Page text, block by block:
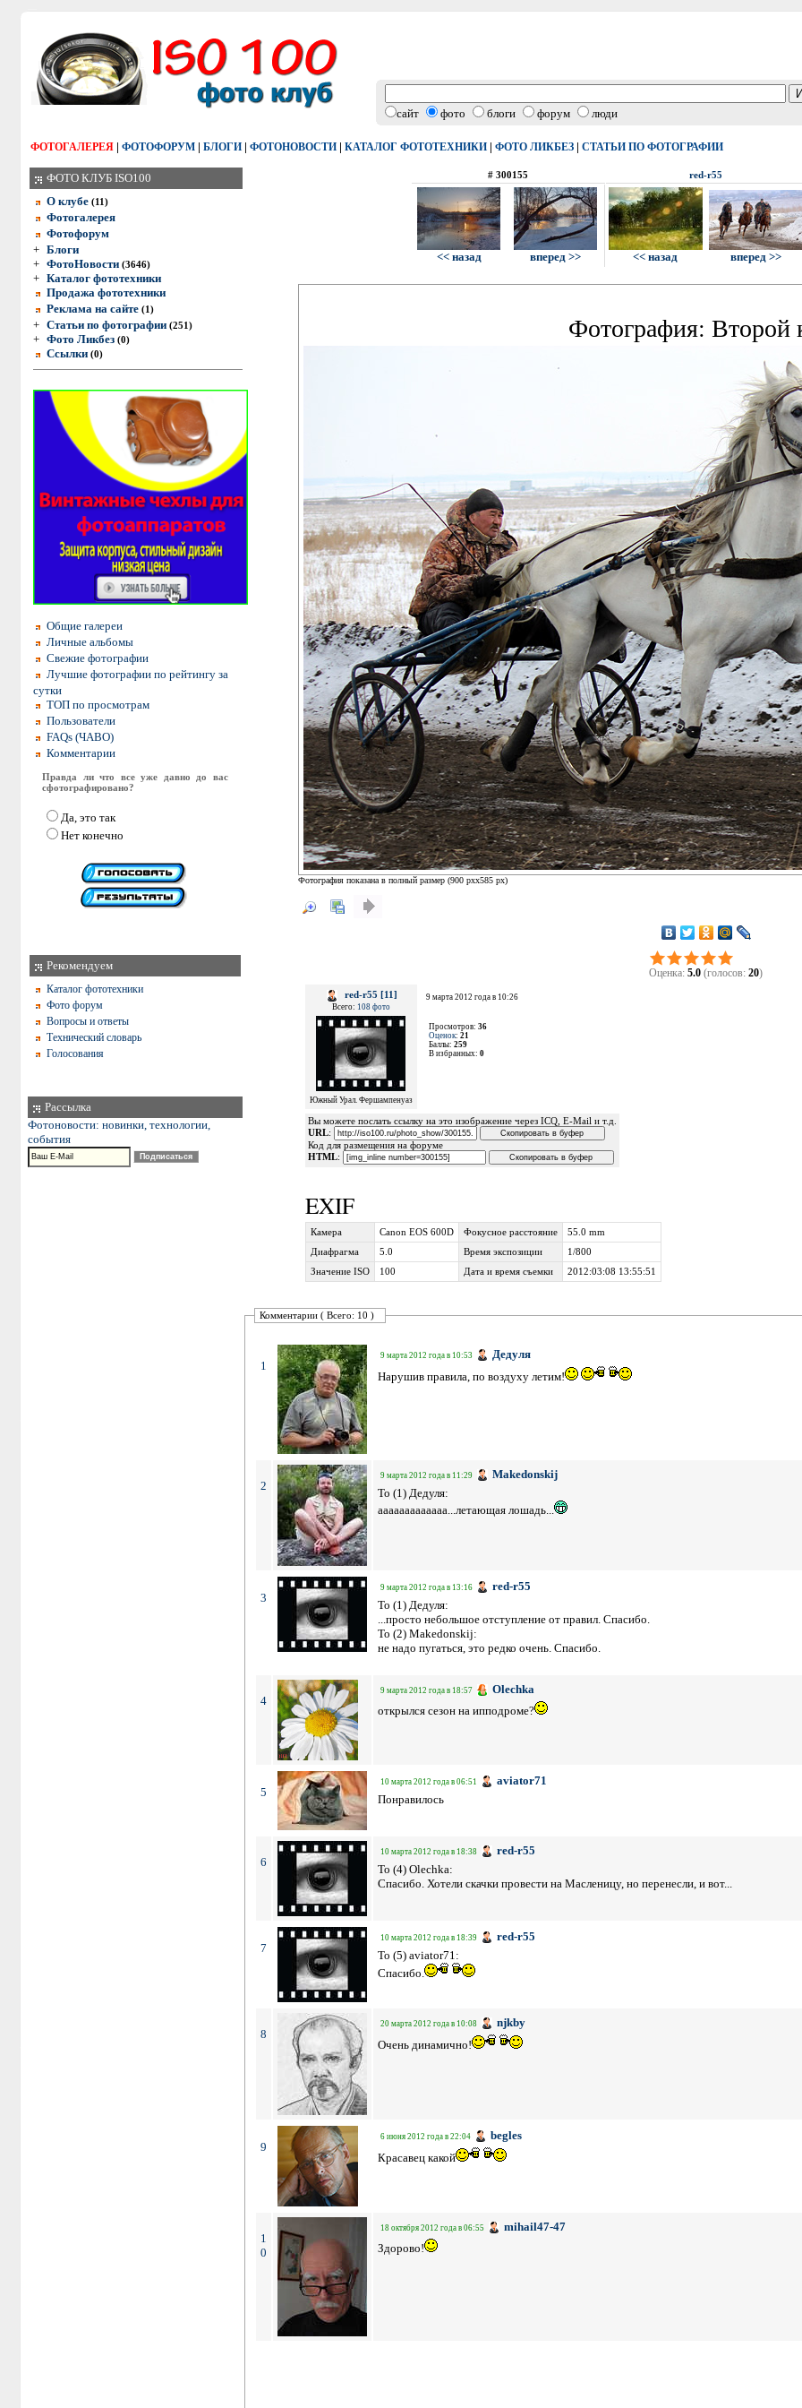
сайт фото блоги форум люди
ФОТОГАЛЕРЕЯ | ФОТОФОРУМ | БЛОГИ | ФОТОНОВОСТИ | КАТАЛОГ ФОТОТЕХНИКИ | ФОТО ЛИКБЕЗ | СТАТЬИ ПО ФОТОГРАФИИ
ФОТО КЛУБ ISO100
О клубе (11)
Фотогалерея
Фотофорум
+ Блоги
+ ФотоНовости (3646)
+ Каталог фототехники
Продажа фототехники
Реклама на сайте (1)
+ Статьи по фотографии (251)
+ Фото Ликбез (0)
Ссылки (0)
Общие галереи
Личные альбомы
Свежие фотографии
Лучшие фотографии по рейтингу за
сутки
ТОП по просмотрам
Пользователи
FAQs (ЧАВО)
Комментарии
Правда ли что все уже давно до вас
сфотографировано?
Да, это так
Нет конечно
Рекомендуем
Каталог фототехники
Фото форум
Вопросы и ответы
Технический словарь
Голосования
Рассылка
Фотоновости: новинки, технологии,
события
# 300155 red-r55
<< назад вперед >> << назад вперед >>
Фотография: Второй
Фотография показана в полный размер (900 pxx585 px)
Оценка: 5.0 (голосов: 20)
red-r55 [11]
Всего: 108 фото
Южный Урал. Фершампенуаз
9 марта 2012 года в 10:26
Просмотров: 36
Оценок: 21
Баллы: 259
В избранных: 0
Вы можете послать ссылку на это изображение через ICQ, E-Mail и т.д.
URL:
Код для размещения на форуме
HTML:
EXIF
Камера Canon EOS 600D Фокусное расстояние
55.0 mm
Диафрагма
5.0 Время экспозиции
1/800
Значение ISO
100 Дата и время съемки 2012:03:08 13:55:51
Комментарии ( Всего: 10 )
1
9 марта 2012 года в 10:53 Дедуля
Нарушив правила, по воздуху летим!
2
9 марта 2012 года в 11:29 Makedonskij
To (1) Дедуля:
ааааааааааааа...летающая лошадь...
3
9 марта 2012 года в 13:16 red-r55
To (1) Дедуля:
...просто небольшое отступление от правил. Спасибо.
To (2) Makedonskij:
не надо пугаться, это редко очень. Спасибо.
4
9 марта 2012 года в 18:57 Olechka
открылся сезон на ипподроме?
5
10 марта 2012 года в 06:51 aviator71
Понравилось
6
10 марта 2012 года в 18:38 red-r55
To (4) Olechka:
Спасибо. Хотели скачки провести на Масленицу, но перенесли, и вот...
7
10 марта 2012 года в 18:39 red-r55
To (5) aviator71:
Спасибо.
8
20 марта 2012 года в 10:08 njkby
Очень динамично!
9
6 июня 2012 года в 22:04 begles
Красавец какой
1
0
18 октября 2012 года в 06:55 mihail47-47
Здорово!